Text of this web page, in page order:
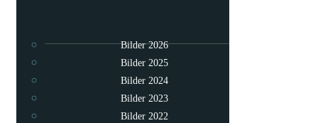
Bilder 2026
Bilder 2025
Bilder 2024
Bilder 2023
Bilder 2022